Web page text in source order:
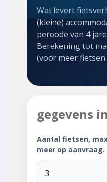
Wat levert
(kleine)
peroode van 4
Berekening tot
(voor meer fietsen
gegevens
Aantal fietsen,
meer op aanvraag.